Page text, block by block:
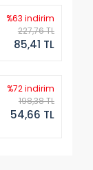
%63 indirim
227,76 TL
85,41 TL
%72 indirim
198,38 TL
54,66 TL